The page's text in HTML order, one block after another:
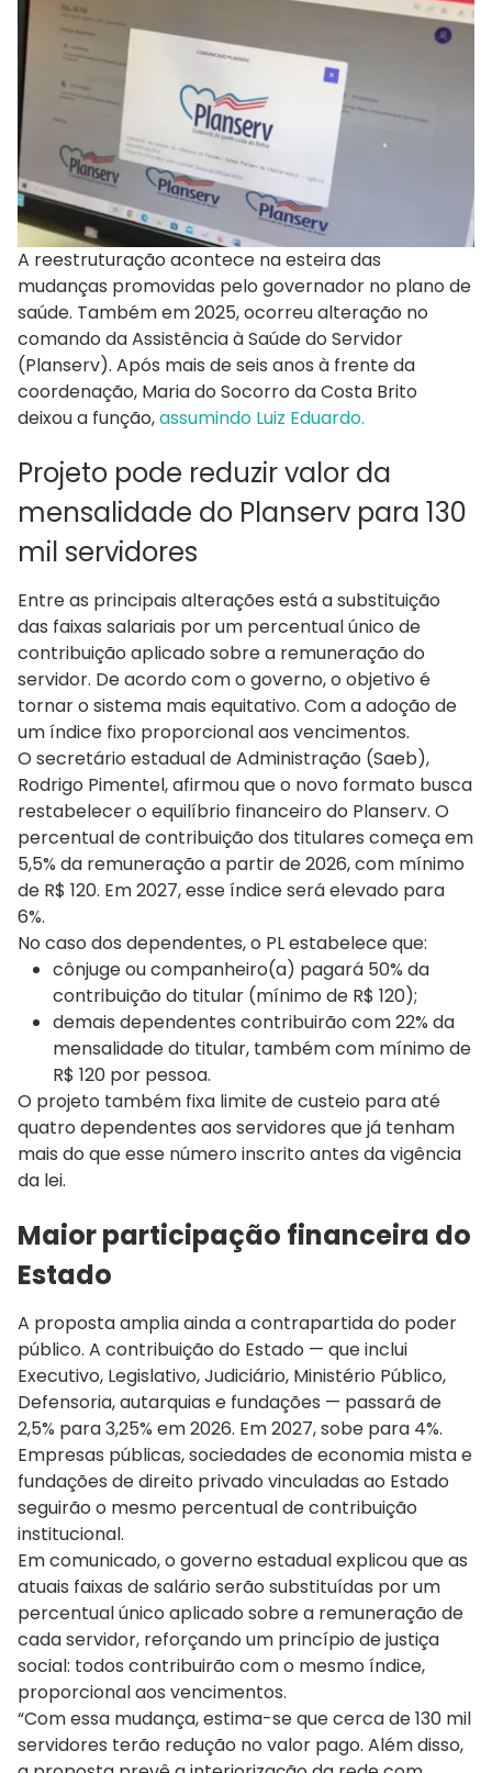
A reestruturação acontece na esteira das
mudanças promovidas pelo governador no plano de
saúde. Também em 2025, ocorreu alteração no
comando da Assistência à Saúde do Servidor
(Planserv). Após mais de seis anos à frente da
coordenação, Maria do Socorro da Costa Brito
deixou a função,assumindo Luiz Eduardo.
Projeto pode reduzir valor da
mensalidade do Planserv para 130
mil servidores
Entre as principais alterações está a substituição
das faixas salariais por um percentual único de
contribuição aplicado sobre a remuneração do
servidor. De acordo com o governo, o objetivo é
tornar o sistema mais equitativo. Com a adoção de
um índice fixo proporcional aos vencimentos.
O secretário estadual de Administração (Saeb),
Rodrigo Pimentel, afirmou que o novo formato busca
restabelecer o equilíbrio financeiro do Planserv. O
percentual de contribuição dos titulares começa em
5,5% da remuneração a partir de 2026, com mínimo
de R$ 120. Em 2027, esse índice será elevado para
6%.
No caso dos dependentes, o PL estabelece que:
cônjuge ou companheiro(a) pagará 50% da
contribuição do titular (mínimo de R$ 120);
demais dependentes contribuirão com 22% da
mensalidade do titular, também com mínimo de
R$ 120 por pessoa.
O projeto também fixa limite de custeio para até
quatro dependentes aos servidores que já tenham
mais do que esse número inscrito antes da vigência
da lei.
Maior participação financeira do
Estado
A proposta amplia ainda a contrapartida do poder
público. A contribuição do Estado — que inclui
Executivo, Legislativo, Judiciário, Ministério Público,
Defensoria, autarquias e fundações — passará de
2,5% para 3,25% em 2026. Em 2027, sobe para 4%.
Empresas públicas, sociedades de economia mista e
fundações de direito privado vinculadas ao Estado
seguirão o mesmo percentual de contribuição
institucional.
Em comunicado, o governo estadual explicou que as
atuais faixas de salário serão substituídas por um
percentual único aplicado sobre a remuneração de
cada servidor, reforçando um princípio de justiça
social: todos contribuirão com o mesmo índice,
proporcional aos vencimentos.
“Com essa mudança, estima-se que cerca de 130 mil
servidores terão redução no valor pago. Além disso,